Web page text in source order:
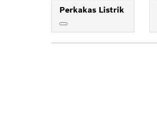
Perkakas Listrik